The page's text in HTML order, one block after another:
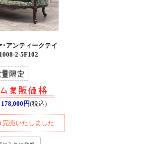
･アンティークテイ
2-5F102
178,000円(税込)
完売いたしました